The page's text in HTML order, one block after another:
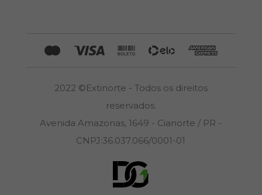
2022 ©Extinorte - Todos os direitos
reservados.
Avenida Amazonas, 1649 - Cianorte / PR -
CNPJ:36.037.066/0001-01